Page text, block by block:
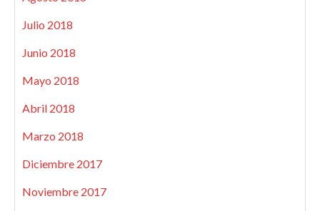
Julio 2018
Junio 2018
Mayo 2018
Abril 2018
Marzo 2018
Diciembre 2017
Noviembre 2017